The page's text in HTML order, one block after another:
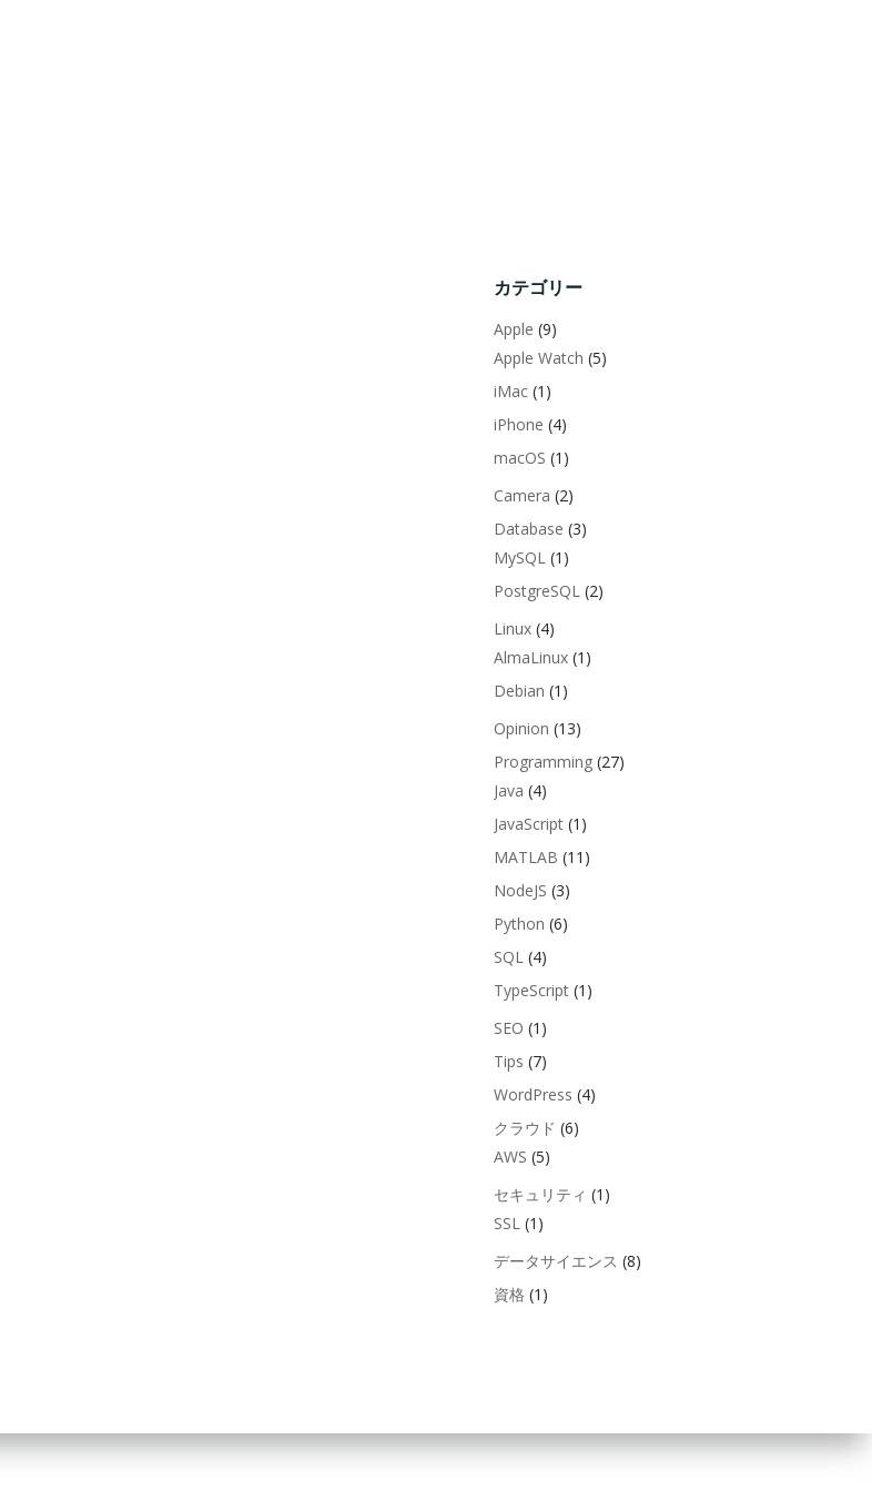
カテゴリー
Apple (9)
Apple Watch (5)
iMac(1)
iPhone (4)
macOS (1)
Camera (2)
Database (3)
MySQL (1)
PostgreSQL (2)
Linux(4)
AlmaLinux(1)
Debian (1)
Opinion (13)
Programming(27)
Java (4)
JavaScript(1)
MATLAB (11)
NodeJS (3)
Python (6)
SQL (4)
TypeScript(1)
SEO (1)
Tips (7)
WordPress (4)
クラウド (6)
AWS (5)
セキュリティ (1)
SSL (1)
データサイエンス (8)
資格 (1)